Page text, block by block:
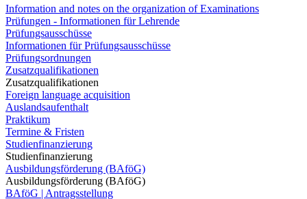
Information and notes on the organization of Examinations
Prüfungen - Informationen für Lehrende
Prüfungsausschüsse
Informationen für Prüfungsausschüsse
Prüfungsordnungen
Zusatzqualifikationen
Zusatzqualifikationen
Foreign language acquisition
Auslandsaufenthalt
Praktikum
Termine & Fristen
Studienfinanzierung
Studienfinanzierung
Ausbildungsförderung (BAföG)
Ausbildungsförderung (BAföG)
BAföG | Antragsstellung